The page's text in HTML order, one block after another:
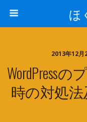
ほ
2013年12
WordPress
時の対処